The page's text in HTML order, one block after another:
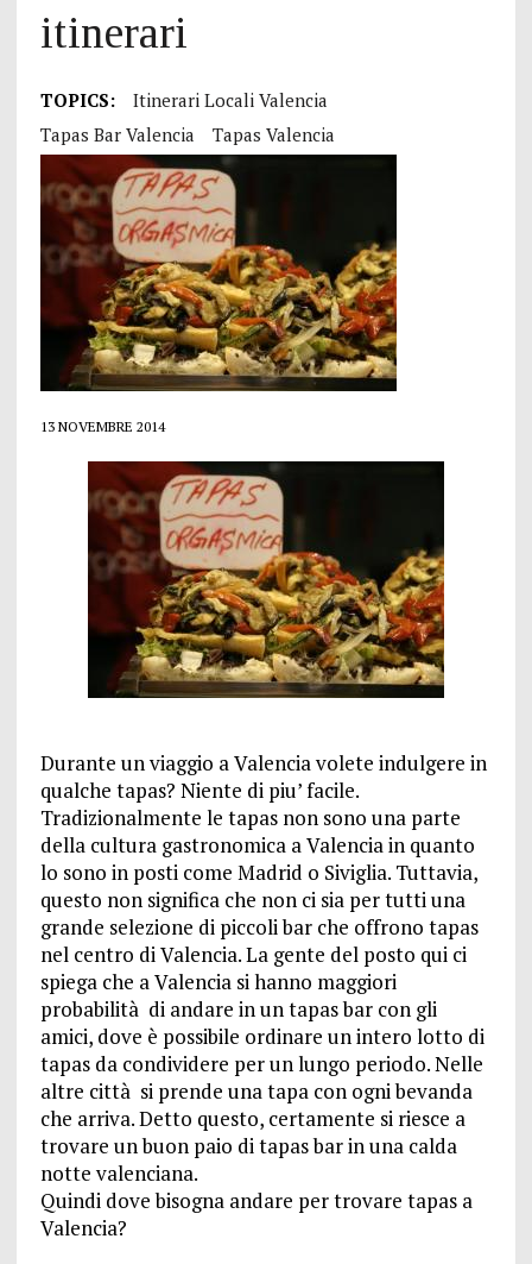
itinerari
TOPICS:
Itinerari Locali Valencia
Tapas Bar Valencia
Tapas Valencia
13 NOVEMBRE 2014
Durante un viaggio a Valencia volete indulgere in
qualche tapas? Niente di piu’ facile.
Tradizionalmente le tapas non sono una parte
della cultura gastronomica a Valencia in quanto
lo sono in posti come Madrid o Siviglia. Tuttavia,
questo non significa che non ci sia per tutti una
grande selezione di piccoli bar che offrono tapas
nel centro di Valencia. La gente del posto qui ci
spiega che a Valencia si hanno maggiori
probabilità di andare in un tapas bar con gli
amici, dove è possibile ordinare un intero lotto di
tapas da condividere per un lungo periodo. Nelle
altre città si prende una tapa con ogni bevanda
che arriva. Detto questo, certamente si riesce a
trovare un buon paio di tapas bar in una calda
notte valenciana.
Quindi dove bisogna andare per trovare tapas a
Valencia?